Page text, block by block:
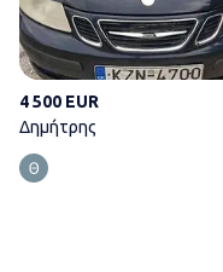
4 500 EUR
Δημήτρης